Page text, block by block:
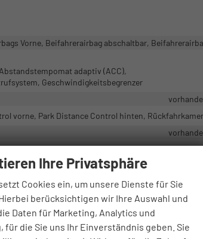
Vorne, Beifahrerairbag abschaltbar,
adaptiv (ACC),
Geschwindigkeitsbegrenzer
vorne, Park Distance Control hinten,
Tagfahrlicht, Blendfreies Fernlicht, Kurvenlicht,
vorhanden
Schlüssellose Zentralverriegelung (Keyless Go)
Ihre Privatsphäre
Cookies ein, um unsere Dienste für Sie
berücksichtigen wir Ihre Auswahl und
Daten für Marketing, Analytics und
für die Sie uns Ihr Einverständnis geben. Sie